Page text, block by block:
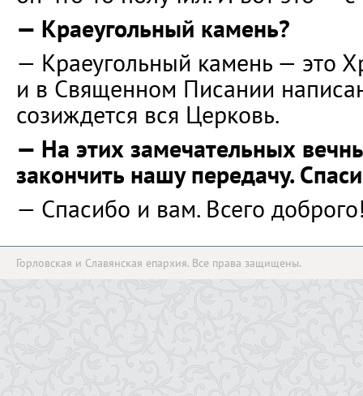
— Краеугольный камень?
— Краеугольный камень — это
и в Священном Писании
созиждется вся Церковь.
— На этих замечательных
закончить нашу передачу.
— Спасибо и вам. Всего
Горловская и Славянская епархия. Все права защищены.